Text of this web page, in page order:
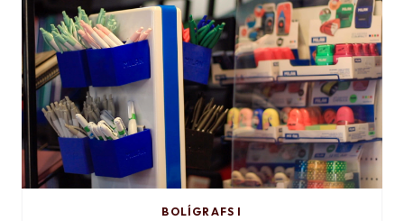
BOLÍGRAFS I